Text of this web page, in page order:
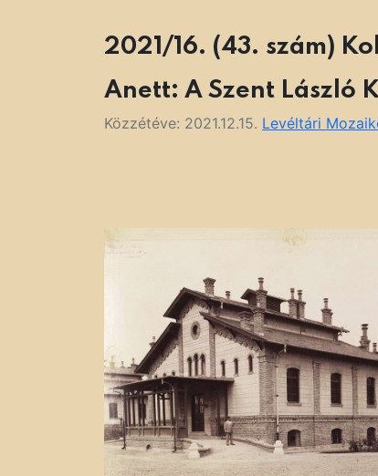
2021/16. (43. szám)
Anett: A Szent László
Közzétéve: 2021.12.15. Levéltári